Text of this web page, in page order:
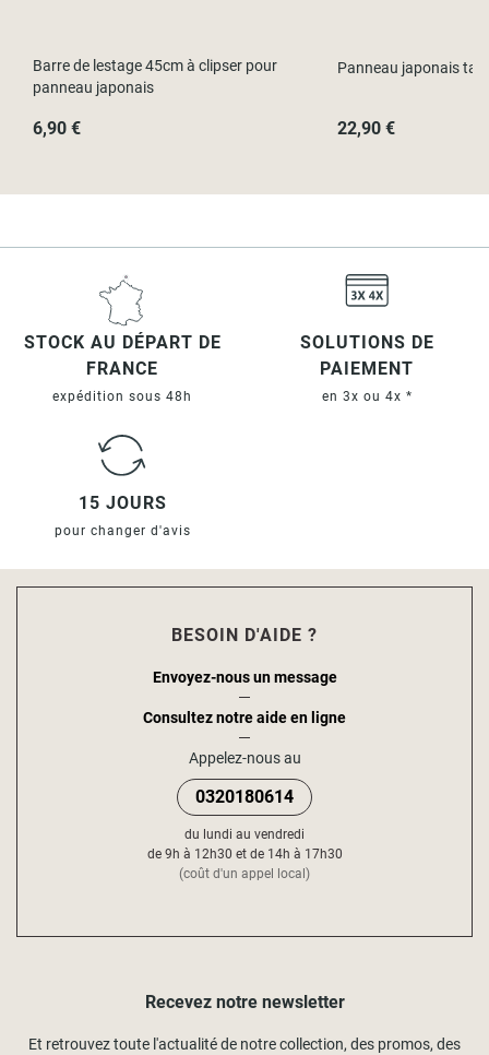
Barre de lestage 45cm à clipser pour
panneau japonais
6,90 €
Panneau japonais
22,90 €
STOCK AU DÉPART DE
FRANCE
expédition sous 48h
SOLUTIONS DE
PAIEMENT
en 3x ou 4x *
15 JOURS
pour changer d'avis
Recevez notre newsletter
Et retrouvez toute l'actualité de notre collection, des promos, des
BESOIN D'AIDE ?
Envoyez-nous un message
Consultez notre aide en ligne
Appelez-nous au
0320180614
du lundi au vendredi
de 9h à 12h30 et de 14h à 17h30
(coût d'un appel local)